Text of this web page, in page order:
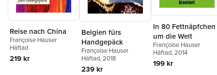
Reise nach China
Françoise Hauser
Häftad
219 kr
Belgien fürs
Handgepäck
Françoise Hauser
Häftad, 2018
239 kr
In 80 Fettnäpfchen
um die Welt
Françoise Hauser
Häftad, 2014
199 kr